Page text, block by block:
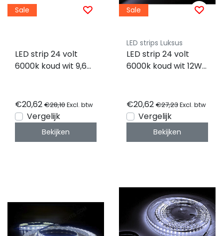
Sale
LED strip 24 volt
6000k koud wit 9,6W
€20,62 €28,10Excl. btw
Vergelijk
Bekijken
Sale
LED strips Luksus
LED strip 24 volt
6000k koud wit 12W
€20,62 €27,23Excl. btw
Vergelijk
Bekijken